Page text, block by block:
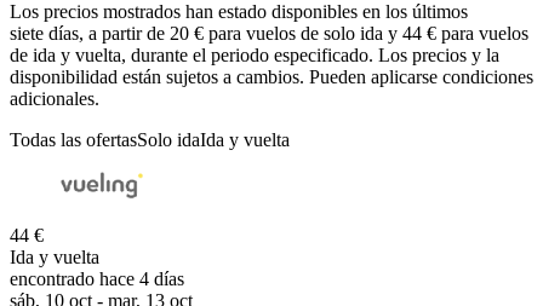
Los precios mostrados han estado disponibles en los últimos
siete días, a partir de 20 € para vuelos de solo ida y 44 € para vuelos
de ida y vuelta, durante el periodo especificado. Los precios y la
disponibilidad están sujetos a cambios. Pueden aplicarse condiciones
adicionales.
Todas las ofertasSolo idaIda y vuelta
44 €
Ida y vuelta
encontrado hace 4 días
sáb, 10 oct - mar, 13 oct